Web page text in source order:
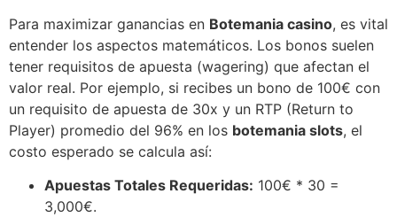
Para maximizar ganancias en Botemania casino, es vital
entender los aspectos matemáticos. Los bonos suelen
tener requisitos de apuesta (wagering) que afectan el
valor real. Por ejemplo, si recibes un bono de 100€ con
un requisito de apuesta de 30x y un RTP (Return to
Player) promedio del 96% en los botemania slots, el
costo esperado se calcula así:
Apuestas Totales Requeridas: 100€ * 30 =
3,000€.